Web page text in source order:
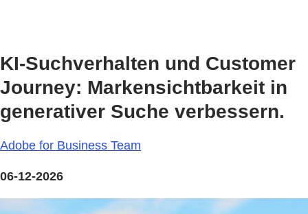
KI-Suchverhalten und Customer
Journey: Markensichtbarkeit in
generativer Suche verbessern.
Adobe for Business Team
06-12-2026